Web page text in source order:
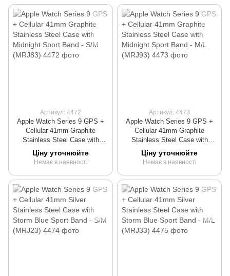
Артикул: 4472
Apple Watch Series 9 GPS +
Cellular 41mm Graphite
Stainless Steel Case with
Midnight Sport Band - S/M
(MRJ83)
Ціну уточнюйте
Немає в наявності
Артикул: 4473
Apple Watch Series 9 GPS +
Cellular 41mm Graphite
Stainless Steel Case with
Midnight Sport Band - M/L
(MRJ93)
Ціну уточнюйте
Немає в наявності